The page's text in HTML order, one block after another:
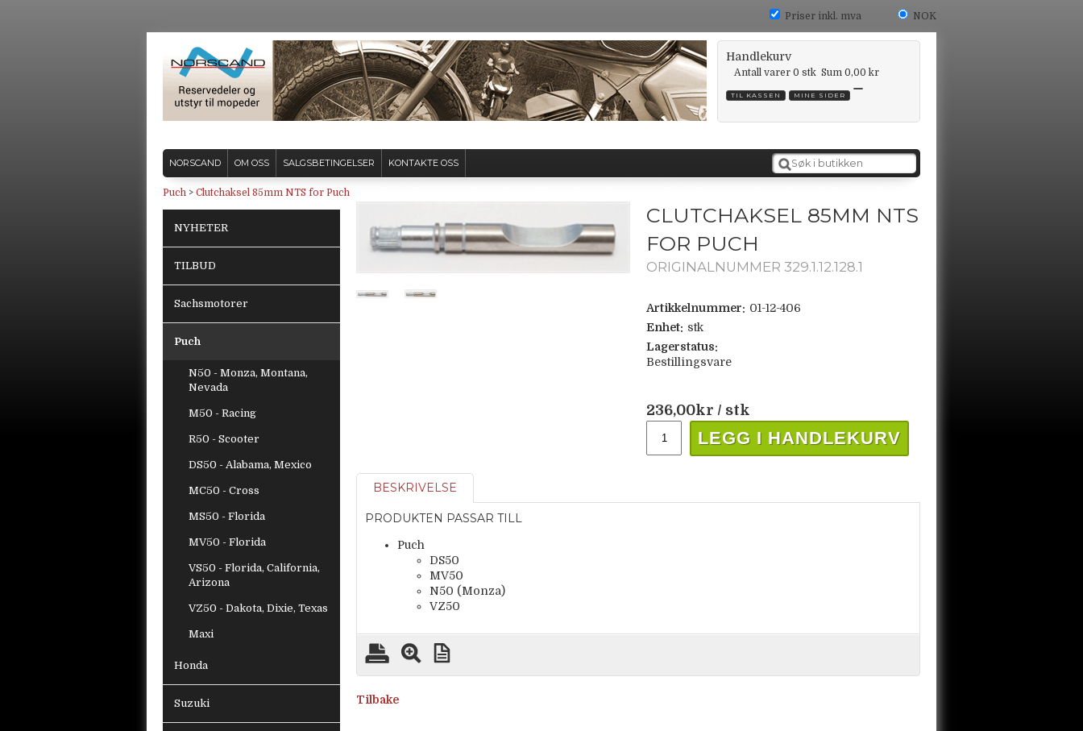
NOK
Priser inkl. mva
Handlekurv
Antall varer 0 stk Sum 0,00 kr
TIL KASSEN MINE SIDER
NORSCAND OM OSS SALGSBETINGELSER KONTAKTE OSS
Puch > Clutchaksel 85mm NTS for Puch
NYHETER
TILBUD
Sachsmotorer
Puch
N50 - Monza, Montana,
Nevada
M50 - Racing
R50 - Scooter
DS50 - Alabama, Mexico
MC50 - Cross
MS50 - Florida
MV50 - Florida
VS50 - Florida, California,
Arizona
VZ50 - Dakota, Dixie, Texas
Maxi
Honda
Suzuki
CLUTCHAKSEL 85MM NTS
FOR PUCH
ORIGINALNUMMER 329.1.12.128.1
Artikkelnummer: 01-12-406
Enhet: stk
Lagerstatus:
Bestillingsvare
236,00kr / stk
LEGG I HANDLEKURV
BESKRIVELSE
PRODUKTEN PASSAR TILL
Puch
DS50
MV50
N50 (Monza)
VZ50
Tilbake